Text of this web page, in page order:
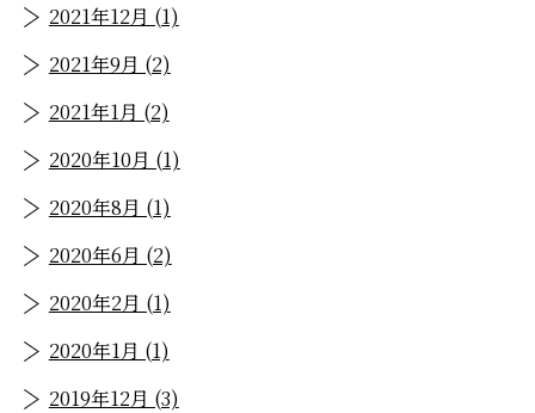
2021年12月 (1)
2021年9月 (2)
2021年1月 (2)
2020年10月 (1)
2020年8月 (1)
2020年6月 (2)
2020年2月 (1)
2020年1月 (1)
2019年12月 (3)